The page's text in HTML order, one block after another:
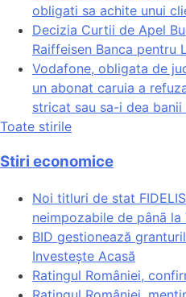
obligati sa achite unui
Decizia Curtii de Apel
Raiffeisen Banca pentru
Vodafone, obligata de
un abonat caruia a
stricat sau sa-i dea
Toate stirile
Stiri economice
Noi titluri de stat
neimpozabile de pânã la
BID gestionează
Investește Acasă
Ratingul României,